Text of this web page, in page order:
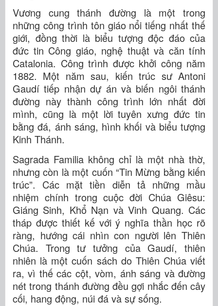
Vương cung thánh đường là một trong
những công trình tôn giáo nổi tiếng nhất thế
giới, đồng thời là biểu tượng độc đáo của
đức tin Công giáo, nghệ thuật và căn tính
Catalonia. Công trình được khởi công năm
1882. Một năm sau, kiến trúc sư Antoni
Gaudí tiếp nhận dự án và biến ngôi thánh
đường này thành công trình lớn nhất đời
mình, cũng là một lời tuyên xưng đức tin
bằng đá, ánh sáng, hình khối và biểu tượng
Kinh Thánh.
Sagrada Familia không chỉ là một nhà thờ,
nhưng còn là một cuốn “Tin Mừng bằng kiến
trúc”. Các mặt tiền diễn tả những mầu
nhiệm chính trong cuộc đời Chúa Giêsu:
Giáng Sinh, Khổ Nạn và Vinh Quang. Các
tháp được thiết kế với ý nghĩa thần học rõ
ràng, hướng cái nhìn con người lên Thiên
Chúa. Trong tư tưởng của Gaudí, thiên
nhiên là một cuốn sách do Thiên Chúa viết
ra, vì thế các cột, vòm, ánh sáng và đường
nét trong thánh đường đều gợi nhắc đến cây
cối, hang động, núi đá và sự sống.